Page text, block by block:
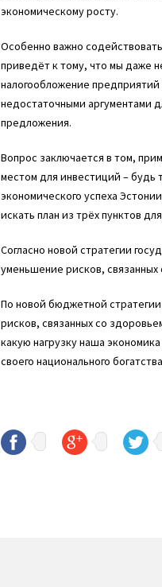
экономическому росту.
Особенно важно
приведёт к тому, что мы даже
налогообложение
недостаточными аргументами
предложения.
Вопрос заключается в том,
местом для инвестиций – будь
экономического успеха
искать план из трёх пунктов
Согласно новой стратегии
уменьшение рисков,
По новой бюджетной
рисков, связанных со
какую нагрузку наша
своего национального